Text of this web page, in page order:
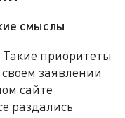
смыслы
приоритеты
заявлении
сайте
раздались